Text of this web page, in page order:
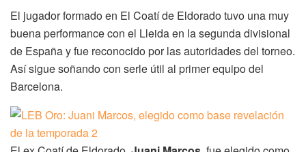
El jugador formado en El Coatí de Eldorado tuvo una muy
buena performance con el Lleida en la segunda divisional
de España y fue reconocido por las autoridades del torneo.
Así sigue soñando con serle útil al primer equipo del
Barcelona.